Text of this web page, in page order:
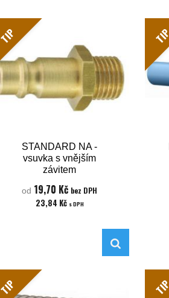
TIP
STANDARD NA -
vsuvka s vnějším
závitem
od 19,70 Kč bez DPH
23,84 Kč s DPH
TIP
TIP TIP